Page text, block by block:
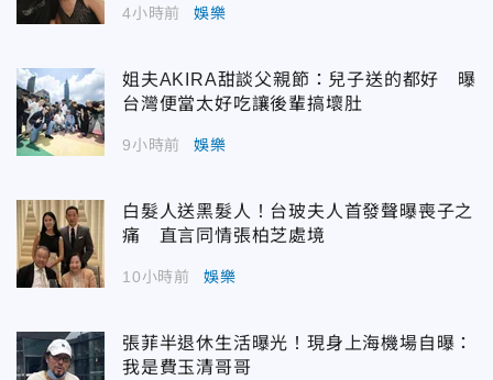
4小時前 娛樂
姐夫AKIRA甜談父親節：兒子送的都好 曝
台灣便當太好吃讓後輩搞壞肚
9小時前 娛樂
白髮人送黑髮人！台玻夫人首發聲曝喪子之
痛 直言同情張柏芝處境
10小時前 娛樂
張菲半退休生活曝光！現身上海機場自曝：
我是費玉清哥哥